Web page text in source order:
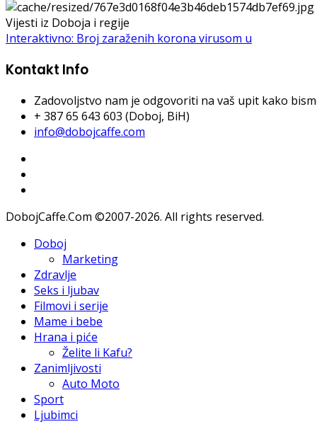
Vijesti iz Doboja i regije
Interaktivno: Broj zaraženih korona virusom u
Kontakt Info
Zadovoljstvo nam je odgovoriti na vaš upit kako
+ 387 65 643 603 (Doboj, BiH)
info@dobojcaffe.com
DobojCaffe.Com ©2007-2026. All rights reserved.
Doboj
Marketing
Zdravlje
Seks i ljubav
Filmovi i serije
Mame i bebe
Hrana i piće
Želite li Kafu?
Zanimljivosti
Auto Moto
Sport
Ljubimci